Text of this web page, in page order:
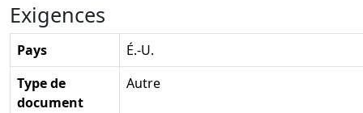
Exigences
Pays
É.-U.
Type de
document
Autre